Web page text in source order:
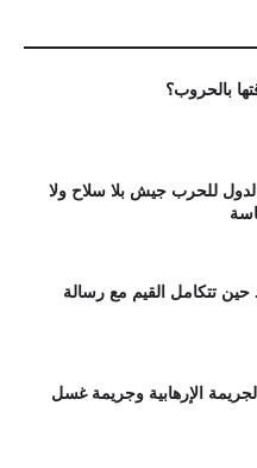
بالحروب؟
للحرب جيش بلا سلاح ولا
تتكامل القيم مع رسالة
الجريمة الإرهابية وجريمة غسل